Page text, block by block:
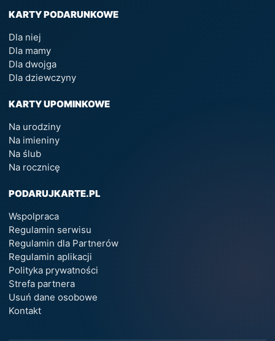
KARTY PODARUNKOWE
Dla niej
Dla mamy
Dla dwojga
Dla dziewczyny
KARTY UPOMINKOWE
Na urodziny
Na imieniny
Na ślub
Na rocznicę
PODARUJKARTE.PL
Wspolpraca
Regulamin serwisu
Regulamin dla Partnerów
Regulamin aplikacji
Polityka prywatności
Strefa partnera
Usuń dane osobowe
Kontakt